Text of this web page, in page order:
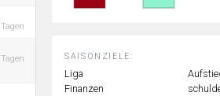
SAISONZIELE:
Liga
Finanzen